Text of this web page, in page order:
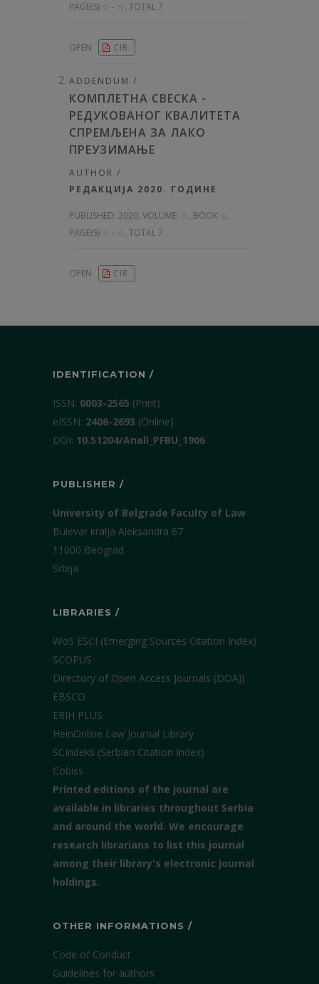
PAGE(S) ☆ - ☆, TOTAL 7
OPEN CIR
ADDENDUM /
КОМПЛЕТНА СВЕСКА -
РЕДУКОВАНОГ КВАЛИТЕТА
СПРЕМЉЕНА ЗА ЛАКО
ПРЕУЗИМАЊЕ
AUTHOR /
РЕДАКЦИЈА 2020. ГОДИНЕ
PUBLISHED: 2020, VOLUME: ☆ , BOOK ☆,
PAGE(S) ☆ - ☆, TOTAL 7
OPEN CIR
IDENTIFICATION /
ISSN: 0003-2565 (Print)
еISSN: 2406-2693 (Online)
DOI: 10.51204/Anali_PFBU_1906
PUBLISHER /
University of Belgrade Faculty of Law
Bulevar kralja Aleksandra 67
11000 Beograd
Srbija
LIBRARIES /
WoS ESCI (Emerging Sources Citation Index)
SCOPUS
Directory of Open Access Journals (DOAJ)
EBSCO
ERIH PLUS
HeinOnline Law Journal Library
SCIndeks (Serbian Citation Index)
Cobiss
Printed editions of the journal are
available in libraries throughout Serbia
and around the world. We encourage
research librarians to list this journal
among their library's electronic journal
holdings.
OTHER INFORMATIONS /
Code of Conduct
Guidelines for authors